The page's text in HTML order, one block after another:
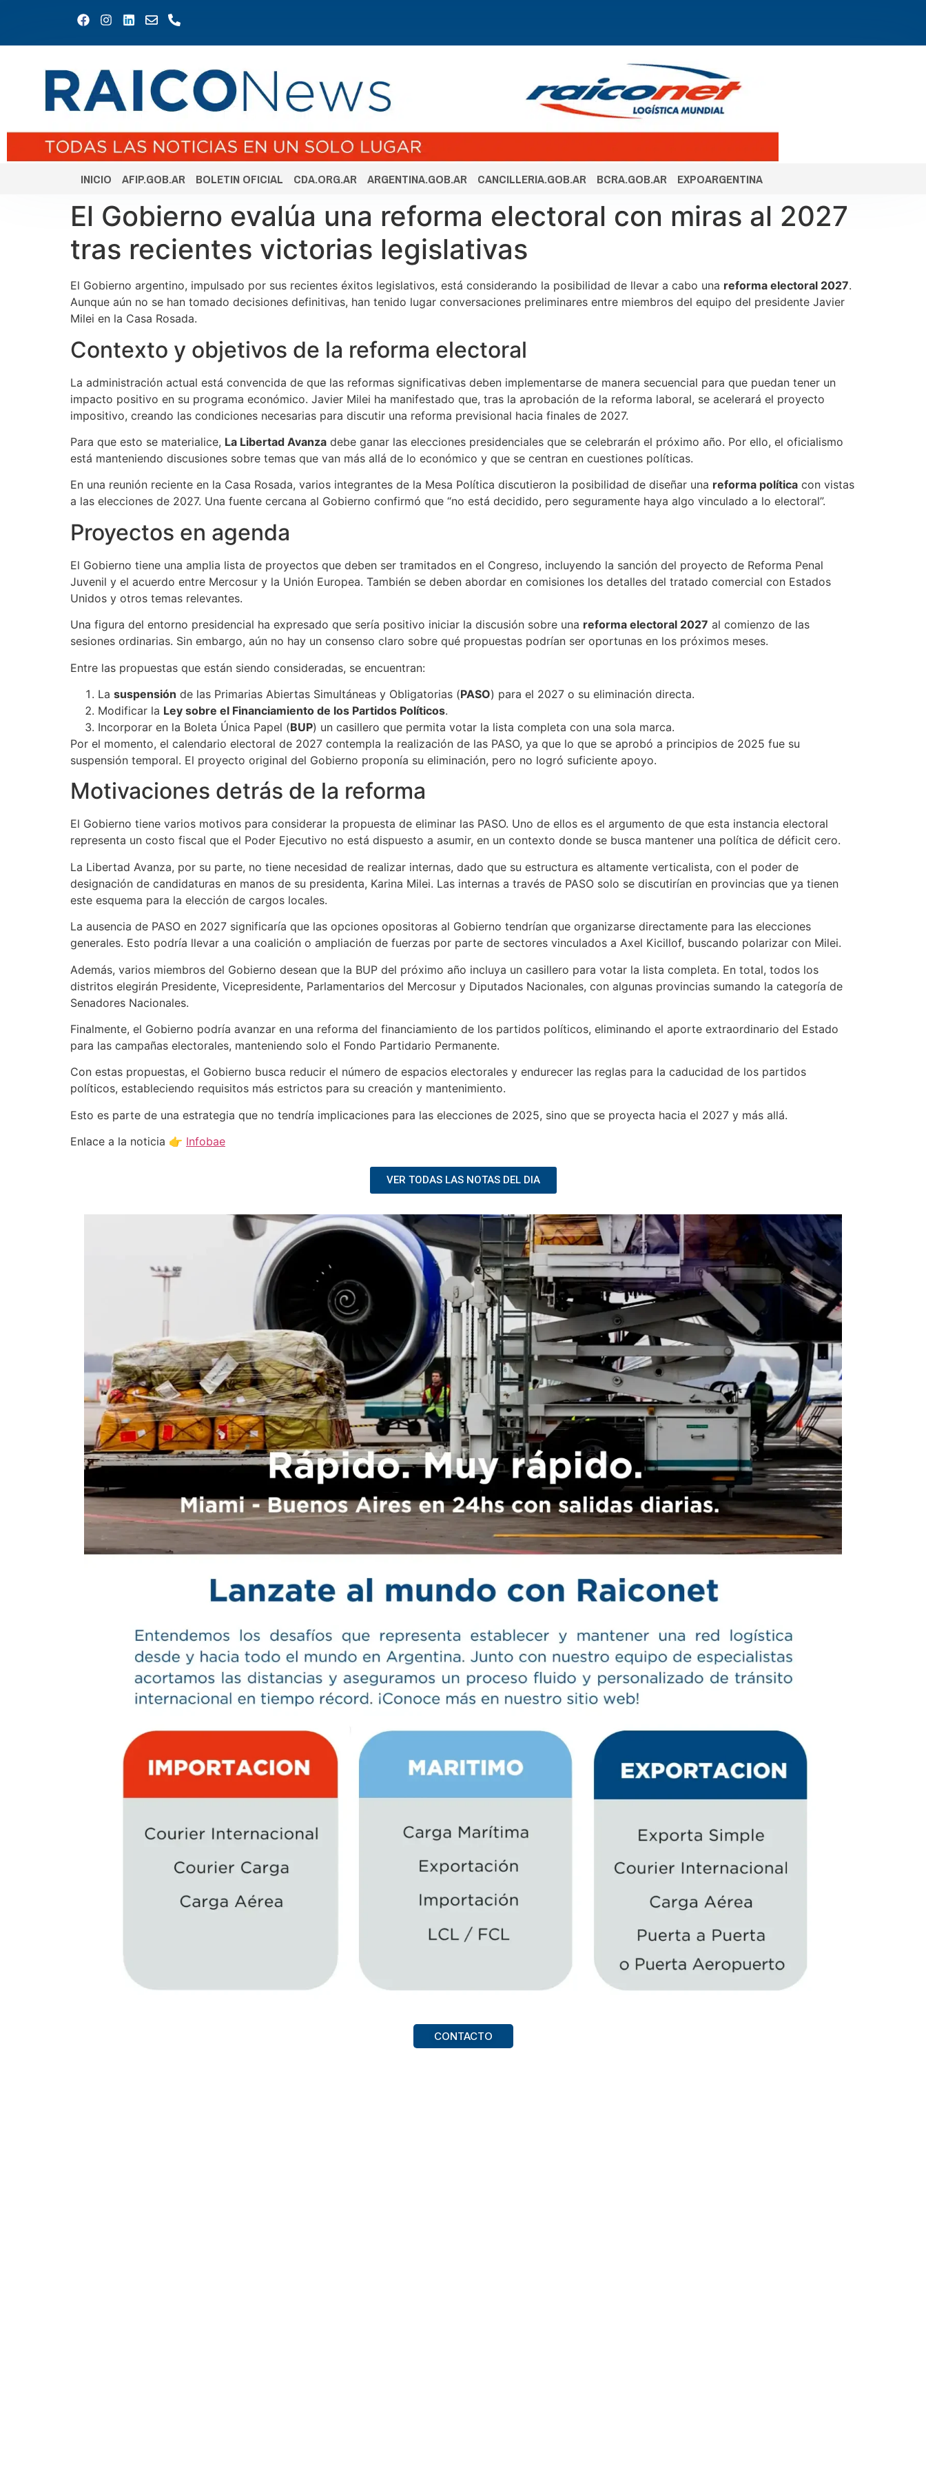
INICIO AFIP.GOB.AR BOLETIN OFICIAL CDA.ORG.AR ARGENTINA.GOB.AR CANCILLERIA.GOB.AR BCRA.GOB.AR EXPOARGENTINA
El Gobierno evalúa una reforma electoral con miras al 2027
tras recientes victorias legislativas
El Gobierno argentino, impulsado por sus recientes éxitos legislativos, está considerando la posibilidad de llevar a cabo una reforma electoral 2027.
Aunque aún no se han tomado decisiones definitivas, han tenido lugar conversaciones preliminares entre miembros del equipo del presidente Javier
Milei en la Casa Rosada.
Contexto y objetivos de la reforma electoral
La administración actual está convencida de que las reformas significativas deben implementarse de manera secuencial para que puedan tener un
impacto positivo en su programa económico. Javier Milei ha manifestado que, tras la aprobación de la reforma laboral, se acelerará el proyecto
impositivo, creando las condiciones necesarias para discutir una reforma previsional hacia finales de 2027.
Para que esto se materialice, La Libertad Avanza debe ganar las elecciones presidenciales que se celebrarán el próximo año. Por ello, el oficialismo
está manteniendo discusiones sobre temas que van más allá de lo económico y que se centran en cuestiones políticas.
En una reunión reciente en la Casa Rosada, varios integrantes de la Mesa Política discutieron la posibilidad de diseñar una reforma política con vistas
a las elecciones de 2027. Una fuente cercana al Gobierno confirmó que “no está decidido, pero seguramente haya algo vinculado a lo electoral”.
Proyectos en agenda
El Gobierno tiene una amplia lista de proyectos que deben ser tramitados en el Congreso, incluyendo la sanción del proyecto de Reforma Penal
Juvenil y el acuerdo entre Mercosur y la Unión Europea. También se deben abordar en comisiones los detalles del tratado comercial con Estados
Unidos y otros temas relevantes.
Una figura del entorno presidencial ha expresado que sería positivo iniciar la discusión sobre una reforma electoral 2027 al comienzo de las
sesiones ordinarias. Sin embargo, aún no hay un consenso claro sobre qué propuestas podrían ser oportunas en los próximos meses.
Entre las propuestas que están siendo consideradas, se encuentran:
La suspensión de las Primarias Abiertas Simultáneas y Obligatorias (PASO) para el 2027 o su eliminación directa.
Modificar la Ley sobre el Financiamiento de los Partidos Políticos.
Incorporar en la Boleta Única Papel (BUP) un casillero que permita votar la lista completa con una sola marca.
Por el momento, el calendario electoral de 2027 contempla la realización de las PASO, ya que lo que se aprobó a principios de 2025 fue su
suspensión temporal. El proyecto original del Gobierno proponía su eliminación, pero no logró suficiente apoyo.
Motivaciones detrás de la reforma
El Gobierno tiene varios motivos para considerar la propuesta de eliminar las PASO. Uno de ellos es el argumento de que esta instancia electoral
representa un costo fiscal que el Poder Ejecutivo no está dispuesto a asumir, en un contexto donde se busca mantener una política de déficit cero.
La Libertad Avanza, por su parte, no tiene necesidad de realizar internas, dado que su estructura es altamente verticalista, con el poder de
designación de candidaturas en manos de su presidenta, Karina Milei. Las internas a través de PASO solo se discutirían en provincias que ya tienen
este esquema para la elección de cargos locales.
La ausencia de PASO en 2027 significaría que las opciones opositoras al Gobierno tendrían que organizarse directamente para las elecciones
generales. Esto podría llevar a una coalición o ampliación de fuerzas por parte de sectores vinculados a Axel Kicillof, buscando polarizar con Milei.
Además, varios miembros del Gobierno desean que la BUP del próximo año incluya un casillero para votar la lista completa. En total, todos los
distritos elegirán Presidente, Vicepresidente, Parlamentarios del Mercosur y Diputados Nacionales, con algunas provincias sumando la categoría de
Senadores Nacionales.
Finalmente, el Gobierno podría avanzar en una reforma del financiamiento de los partidos políticos, eliminando el aporte extraordinario del Estado
para las campañas electorales, manteniendo solo el Fondo Partidario Permanente.
Con estas propuestas, el Gobierno busca reducir el número de espacios electorales y endurecer las reglas para la caducidad de los partidos
políticos, estableciendo requisitos más estrictos para su creación y mantenimiento.
Esto es parte de una estrategia que no tendría implicaciones para las elecciones de 2025, sino que se proyecta hacia el 2027 y más allá.
Enlace a la noticia 👉 Infobae
VER TODAS LAS NOTAS DEL DIA
CONTACTO